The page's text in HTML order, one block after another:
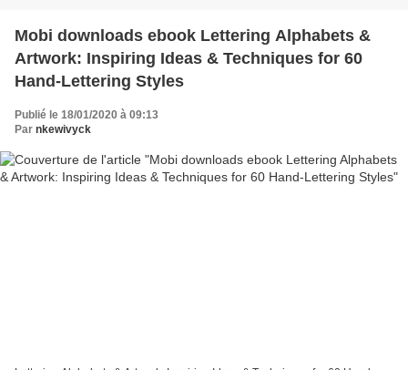
Mobi downloads ebook Lettering Alphabets &
Artwork: Inspiring Ideas & Techniques for 60
Hand-Lettering Styles
Publié le 18/01/2020 à 09:13
Par nkewivyck